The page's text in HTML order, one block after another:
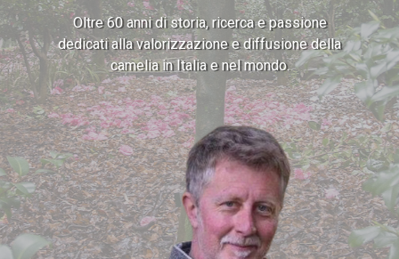
Oltre 60 anni di storia, ricerca e passione
dedicati alla valorizzazione e diffusione della
camelia in Italia e nel mondo.